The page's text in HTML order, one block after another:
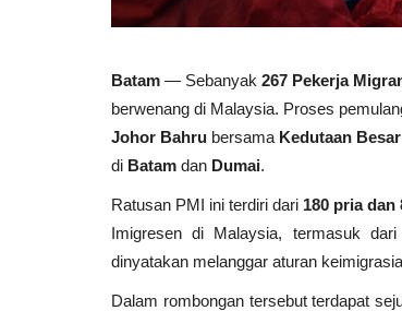
Batam — Sebanyak 267 Pekerja
berwenang di Malaysia. Proses
Johor Bahru bersama Kedutaan
di Batam dan Dumai.
Ratusan PMI ini terdiri dari 180 pria dan
Imigresen di Malaysia, termasuk
dinyatakan melanggar aturan
Dalam rombongan tersebut terdapat